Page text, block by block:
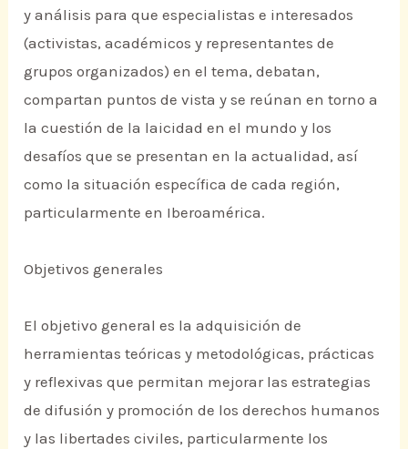
y análisis para que especialistas e interesados
(activistas, académicos y representantes de
grupos organizados) en el tema, debatan,
compartan puntos de vista y se reúnan en torno a
la cuestión de la laicidad en el mundo y los
desafíos que se presentan en la actualidad, así
como la situación específica de cada región,
particularmente en Iberoamérica.
Objetivos generales
El objetivo general es la adquisición de
herramientas teóricas y metodológicas, prácticas
y reflexivas que permitan mejorar las estrategias
de difusión y promoción de los derechos humanos
y las libertades civiles, particularmente los